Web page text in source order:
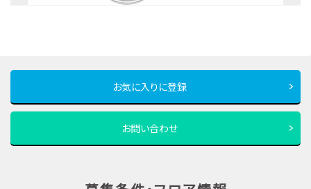
お気に入りに登録
お問い合わせ